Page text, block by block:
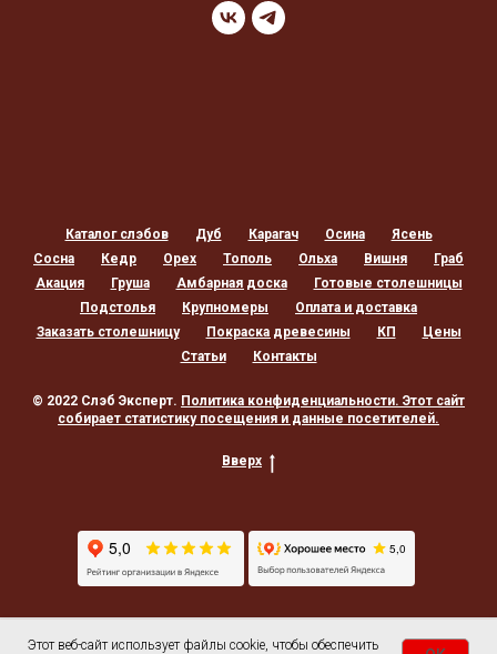
Каталог слэбов Дуб Карагач Осина
Ясень
Сосна
Кедр Орех Тополь Ольха Вишня
Граб
Акация
Груша Амбарная доска
Готовые столешницы
Подстолья
Крупномеры
Оплата и доставка
Заказать столешницу
Покраска древесины КП
Цены
Статьи
Контакты
© 2022 Слэб Эксперт. Политика конфиденциальности. Этот сайт
собирает статистику посещения и данные посетителей.
Вверх
Этот веб-сайт использует файлы cookie, чтобы обеспечить